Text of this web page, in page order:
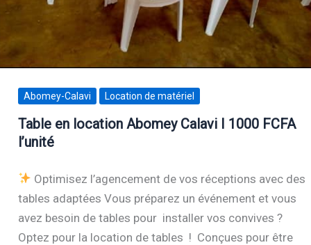
Abomey-Calavi Location de matériel
Table en location Abomey Calavi I 1000 FCFA
l’unité
Optimisez l’agencement de vos réceptions avec des
tables adaptées Vous préparez un événement et vous
avez besoin de tables pour installer vos convives ?
Optez pour la location de tables ! Conçues pour être